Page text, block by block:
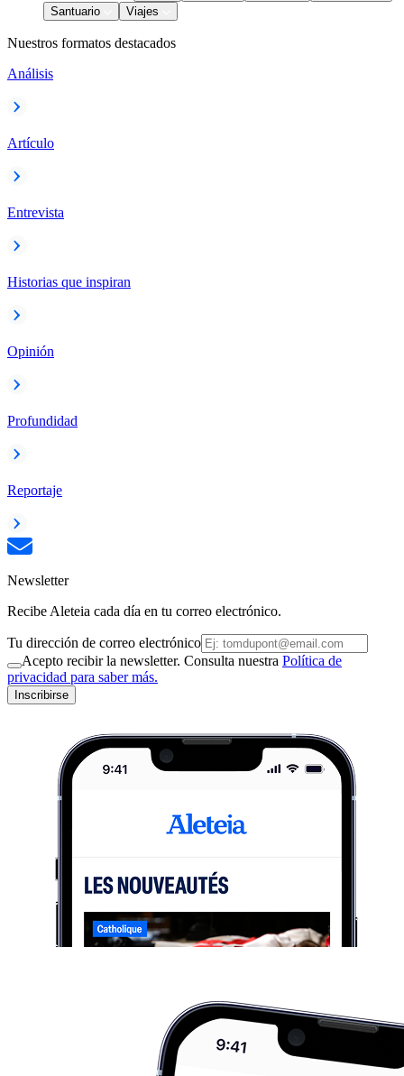
Santuario
Viajes
Nuestros formatos destacados
Análisis
Artículo
Entrevista
Historias que inspiran
Opinión
Profundidad
Reportaje
Newsletter
Recibe Aleteia cada día en tu correo electrónico.
Tu dirección de correo electrónico
Acepto recibir la newsletter. Consulta nuestra Política de
privacidad para saber más.
Inscribirse